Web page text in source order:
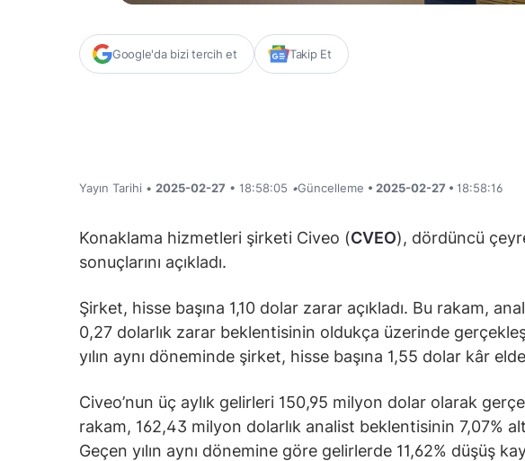
Google'da bizi tercih et Takip Et
Yayın Tarihi • 2025-02-27 • 18:58:05 •Güncelleme • 2025-02-27 • 18:58:16
Konaklama hizmetleri şirketi Civeo (CVEO), dördüncü
sonuçlarını açıkladı.
Şirket, hisse başına 1,10 dolar zarar açıkladı. Bu rakam,
0,27 dolarlık zarar beklentisinin oldukça üzerinde
yılın aynı döneminde şirket, hisse başına 1,55 dolar kâr
Civeo’nun üç aylık gelirleri 150,95 milyon dolar olarak
rakam, 162,43 milyon dolarlık analist beklentisinin 7,07%
Geçen yılın aynı dönemine göre gelirlerde 11,62% düşüş